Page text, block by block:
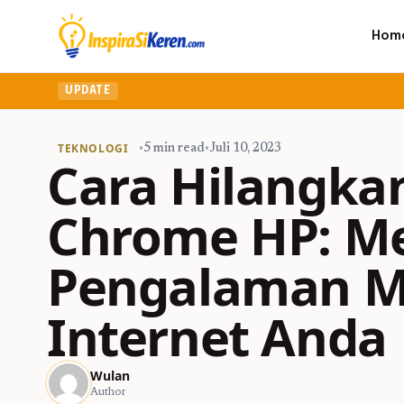
UPDATE
TEKNOLOGI •5 min read•Juli 10, 2023
Cara
Chrome HP:
Pengalaman
Internet Anda
Wulan
Author